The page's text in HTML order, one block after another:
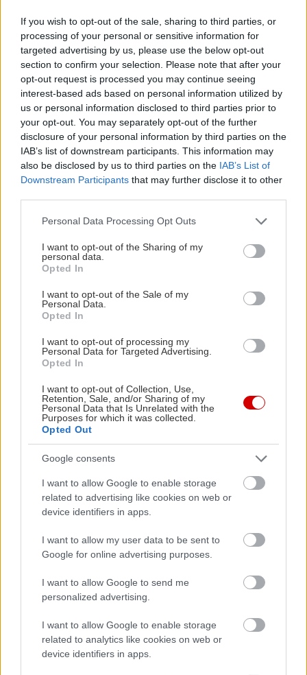
If you wish to opt-out of the sale, sharing to third parties, or
processing of your personal or sensitive information for
targeted advertising by us, please use the below opt-out
section to confirm your selection. Please note that after your
opt-out request is processed you may continue seeing
interest-based ads based on personal information utilized by
us or personal information disclosed to third parties prior to
your opt-out. You may separately opt-out of the further
disclosure of your personal information by third parties on the
IAB’s list of downstream participants. This information may
also be disclosed by us to third parties on the IAB’s List of
Downstream Participants that may further disclose it to other
Please note that this website/app uses one or more Google
not limited to your visit or usage behaviour. You may click to
grant or deny consent to Google and its third-party tags to
use your data for below specified purposes in below Google
consent section.
Personal Data Processing Opt Outs
I want to opt-out of the Sharing of my
personal data.
Opted In
I want to opt-out of the Sale of my
Personal Data.
Opted In
I want to opt-out of processing my
Personal Data for Targeted Advertising.
Opted In
I want to opt-out of Collection, Use,
Retention, Sale, and/or Sharing of my
Personal Data that Is Unrelated with the
Purposes for which it was collected.
Opted Out
Google consents
I want to allow Google to enable storage
related to advertising like cookies on web or
device identifiers in apps.
I want to allow my user data to be sent to
Google for online advertising purposes.
I want to allow Google to send me
personalized advertising.
I want to allow Google to enable storage
related to analytics like cookies on web or
device identifiers in apps.
μπορείς να στρώσεις ένα ωραιότατο πικνίκ στην
εξοχή.
Στοκέντρο-κέντρο , το Εμπορικό Τρίγωνο, την
«κάτω» Ερμού που περνά μπροστά από τον
αρχαιολογικό χώρο του Κεραμεικού και τα
στενάκια σε Γκάζι και Μοναστηράκι, γιατί δεν μας
έλειψαν μόνο οι εξοχές, μη νομίζεις. Κάποιοι από
εμάς γουστάρουμε και 100% αστικό τοπίο.
νεοκλασικά βγαλμένα από μια άλλη,
αριστοκρατική εποχή, και πάνω σε σκαλάκια που
αγναντεύουν διαρκώς τη θάλασσα.
, από το Χίλτον προς τη
Βουλή, που δεν την περπατάμε συχνά αν και θα
έπρεπε γιατί είναι ένας από τους πιο ευρωπαϊκούς
δρόμους της Αθήνας –και γιατί αυτή τη στιγμή
είναι ολόκληρη βαμμένη ροζ από τα ανθάκια που
νόμιζες πως θα ξεχνάγαμε την ωραιότερη,
ρομαντικότερη, απολυτότερη αθηναϊκή γειτονιά.